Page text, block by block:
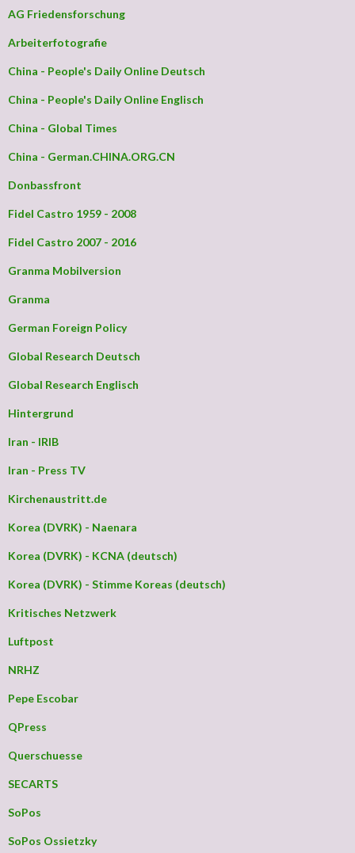
AG Friedensforschung
Arbeiterfotografie
China - People's Daily Online Deutsch
China - People's Daily Online Englisch
China - Global Times
China - German.CHINA.ORG.CN
Donbassfront
Fidel Castro 1959 - 2008
Fidel Castro 2007 - 2016
Granma Mobilversion
Granma
German Foreign Policy
Global Research Deutsch
Global Research Englisch
Hintergrund
Iran - IRIB
Iran - Press TV
Kirchenaustritt.de
Korea (DVRK) - Naenara
Korea (DVRK) - KCNA (deutsch)
Korea (DVRK) - Stimme Koreas (deutsch)
Kritisches Netzwerk
Luftpost
NRHZ
Pepe Escobar
QPress
Querschuesse
SECARTS
SoPos
SoPos Ossietzky